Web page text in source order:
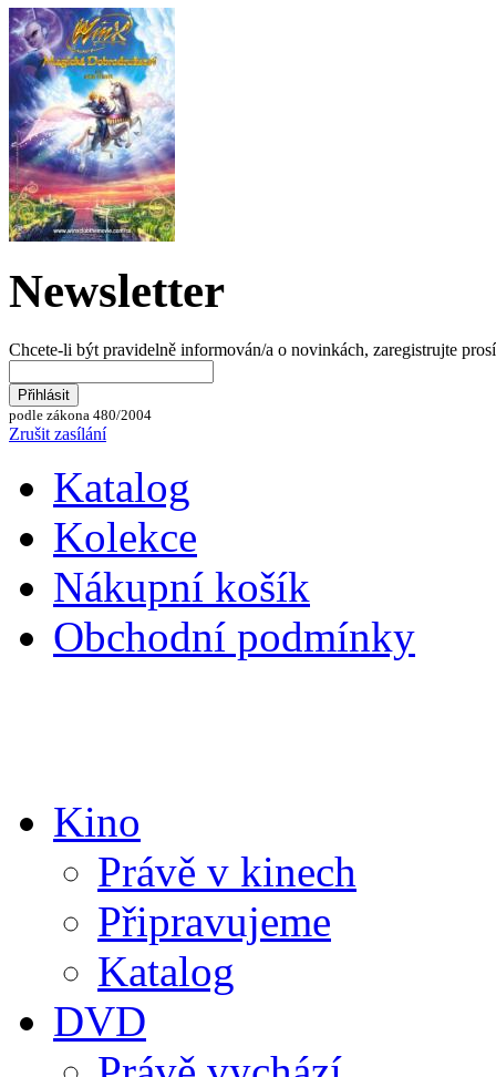
Newsletter
Chcete-li být pravidelně informován/a o novinkách, zaregistrujte
podle zákona 480/2004
Zrušit zasílání
Katalog
Kolekce
Nákupní košík
Obchodní podmínky
Kino
Právě v kinech
Připravujeme
Katalog
DVD